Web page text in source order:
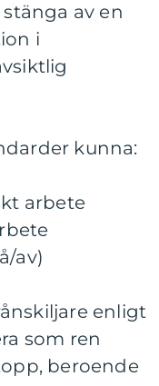
av en
i
kunna:
arbete
av)
enligt
som ren
beroende